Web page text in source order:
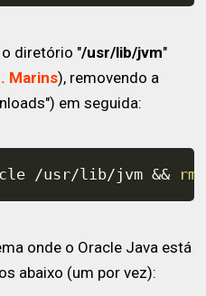
o diretório "/usr/lib/jvm"
Marins), removendo a
em seguida:
/usr/lib/jvm && rm
onde o Oracle Java está
abaixo (um por vez):